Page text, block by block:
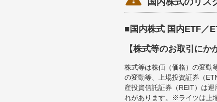
■国内株式 国内ETF／
【株式等のお取引にか
株式等は株価（価格）の変動
の変動等、上場投資証券（
産投資信託証券（REIT）は
れがあります。※ライツは上